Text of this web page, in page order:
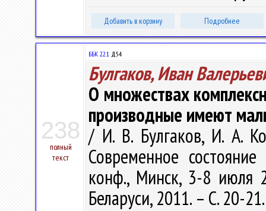
Добавить в корзину Подробнее
238
полный
текст
ББК 22.1 Д54
Булгаков, Иван
О множествах
производные имеют
/ И. В. Булгаков, И. А.
Современное
конф., Минск, 3-8 июля
Беларуси, 2011. – С. 20-